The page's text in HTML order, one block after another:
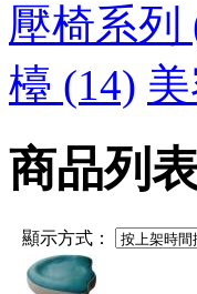
壓椅系列
檯 (14)
商品列
顯示方式：